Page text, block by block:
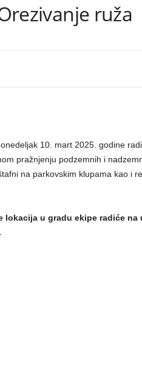
ruža
10. mart 2025. godine
pražnjenju podzemnih i
na parkovskim klupama kao i
lokacija u gradu ekipe radiće na